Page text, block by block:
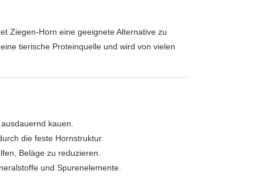
Ziegen‑Horn eine geeignete Alternative zu
tierische Proteinquelle und wird von vielen
kauen.
die feste Hornstruktur.
Beläge zu reduzieren.
und Spurenelemente.